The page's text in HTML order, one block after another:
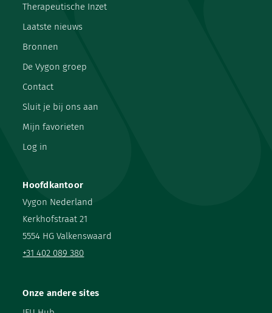
Hoofdkantoor
Vygon Nederland
Kerkhofstraat 21
5554 HG Valkenswaard
+31 402 089 380
Therapeutische Inzet
Laatste nieuws
Bronnen
De Vygon groep
Contact
Sluit je bij ons aan
Mijn favorieten
Log in
Onze andere sites